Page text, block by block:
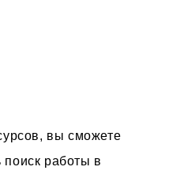
вы сможете
поиск работы в